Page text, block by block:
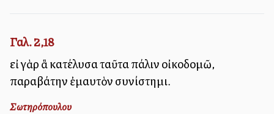
Γαλ. 2,18
εἰ γὰρ ἃ κατέλυσα ταῦτα πάλιν οἰκοδομῶ,
παραβάτην ἐμαυτὸν συνίστημι.
Σωτηρόπουλου